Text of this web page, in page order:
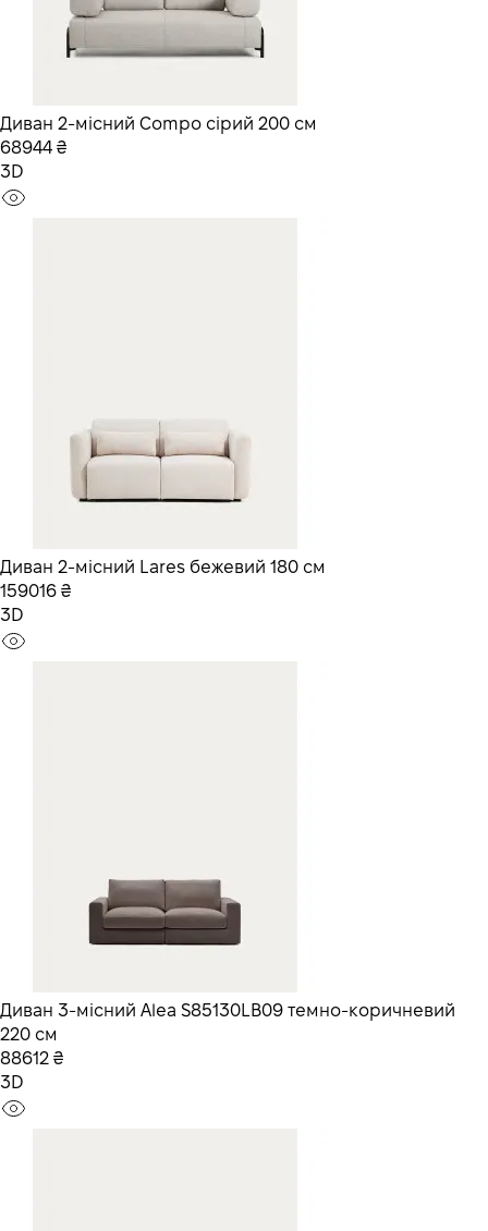
Диван 2-місний Compo сірий 200 см
68944 ₴
3D
Диван 2-місний Lares бежевий 180 см
159016 ₴
3D
Диван 3-місний Alea S85130LB09 темно-коричневий
220 см
88612 ₴
3D